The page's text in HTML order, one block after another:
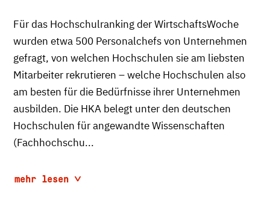
Für das Hochschulranking der WirtschaftsWoche
wurden etwa 500 Personalchefs von Unternehmen
gefragt, von welchen Hochschulen sie am liebsten
Mitarbeiter rekrutieren – welche Hochschulen also
am besten für die Bedürfnisse ihrer Unternehmen
ausbilden. Die HKA belegt unter den deutschen
Hochschulen für angewandte Wissenschaften
(Fachhochschu...
mehr lesen